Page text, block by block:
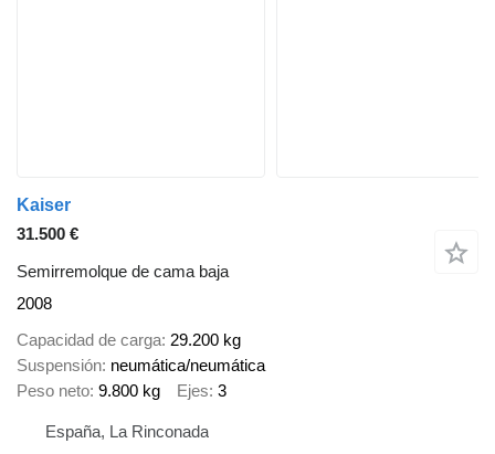
Kaiser
31.500 €
Semirremolque de cama baja
2008
Capacidad de carga 29.200 kg
Suspensión neumática/neumática
Peso neto 9.800 kg Ejes 3
España, La Rinconada